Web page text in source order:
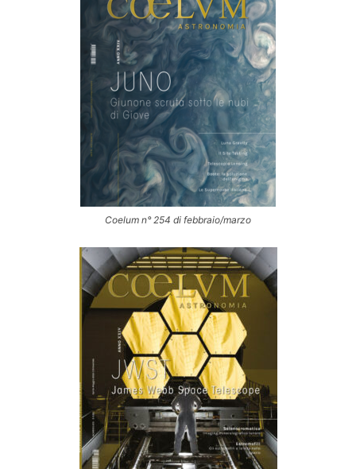
Coelum n° 254 di febbraio/marzo